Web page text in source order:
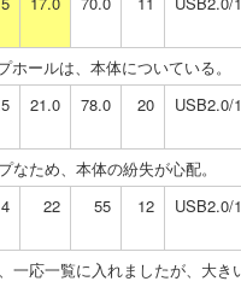
ールは、本体についている。
21.0 78.0 20 USB2.0/
ため、本体の紛失が心配。
22 55 12 USB2.0/
一応一覧に入れましたが、大